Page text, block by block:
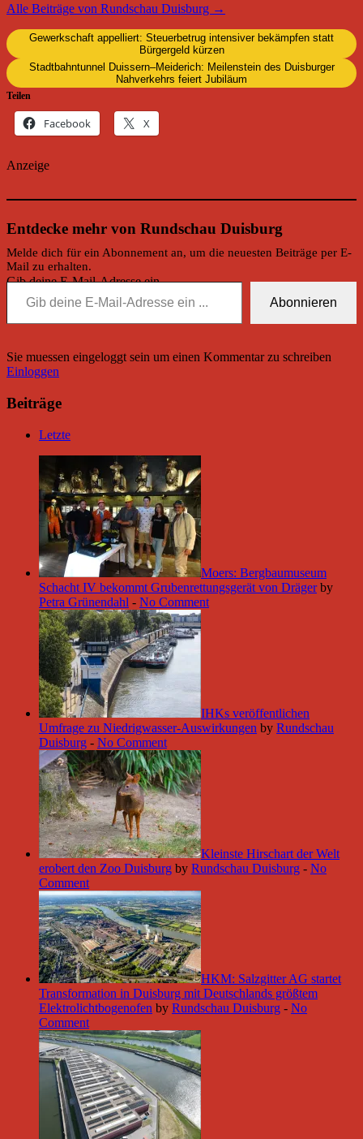
Alle Beiträge von Rundschau Duisburg →
Gewerkschaft appelliert: Steuerbetrug intensiver bekämpfen statt
Bürgergeld kürzen
Stadtbahntunnel Duissern–Meiderich: Meilenstein des Duisburger
Nahverkehrs feiert Jubiläum
Teilen
Facebook X
Anzeige
Entdecke mehr von Rundschau Duisburg
Melde dich für ein Abonnement an, um die neuesten Beiträge per E-
Mail zu erhalten.
Gib deine E-Mail-Adresse ein ...
Abonnieren
Sie muessen eingeloggt sein um einen Kommentar zu schreiben
Einloggen
Beiträge
Letzte
Moers: Bergbaumuseum
Schacht IV bekommt Grubenrettungsgerät von Dräger by
Petra Grünendahl - No Comment
IHKs veröffentlichen
Umfrage zu Niedrigwasser-Auswirkungen by Rundschau
Duisburg - No Comment
Kleinste Hirschart der Welt
erobert den Zoo Duisburg by Rundschau Duisburg - No
Comment
HKM: Salzgitter AG startet
Transformation in Duisburg mit Deutschlands größtem
Elektrolichtbogenofen by Rundschau Duisburg - No
Comment